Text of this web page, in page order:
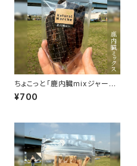
ちょこっと「鹿内臓mixジャーキ
ー」ジビエ鹿 おやつ
¥700